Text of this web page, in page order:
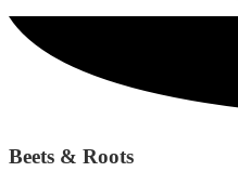
Beets & Roots